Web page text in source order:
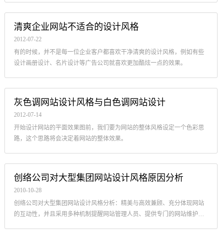
清爽企业网站不适合的设计风格
2012-07-22
有的时候，并不是每一位企业客户都喜欢干净清爽的设计风格，例如有些
设计画册设计、名片设计等广告公司就喜欢更加酷炫一点的效果。
灰色调网站设计风格与白色调网站设计
2012-07-14
开始设计网站的平面效果图前，我们要为网站的整体风格设定一个色彩思
路，这个思路将会决定着网站的整体效果。
创络公司对大型集团网站设计风格原因分析
2010-10-28
创络公司对大型集团网站设计风格分析：精美与高效兼顾、充分体现网站
的互动性，并且采用多种机制提醒网站管理人员、提供专门的网站维护后